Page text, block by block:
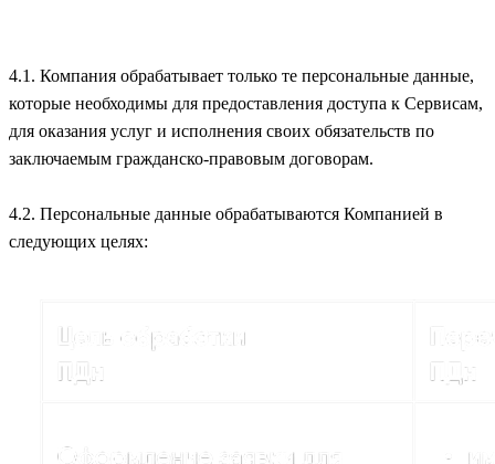
4.1. Компания обрабатывает только те персональные данные,
которые необходимы для предоставления доступа к Сервисам,
для оказания услуг и исполнения своих обязательств по
заключаемым гражданско-правовым договорам.
4.2. Персональные данные обрабатываются Компанией в
следующих целях: